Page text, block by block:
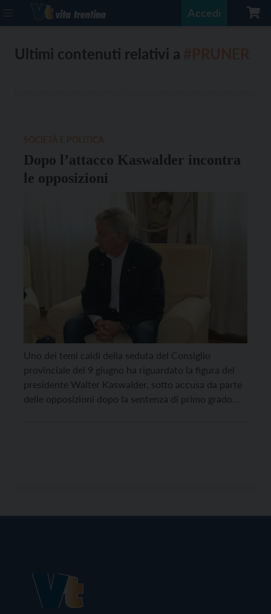
Accedi
Ultimi contenuti relativi a
Dopo l’attacco Kaswalder incontra
le opposizioni
Uno dei temi caldi della seduta del Consiglio
provinciale del 9 giugno ha riguardato la figura del
presidente Walter Kaswalder, sotto accusa da parte
delle opposizioni dopo la sentenza di primo grado